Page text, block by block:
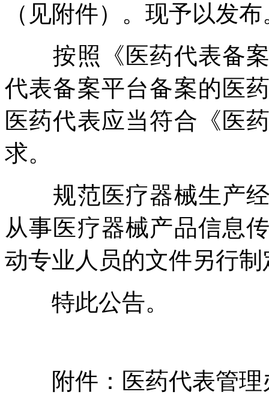
（见附件）。现予以发布
按照《医药代表备案
代表备案平台备案的医
医药代表应当符合《医
求。
规范医疗器械生产经
从事医疗器械产品信息
动专业人员的文件另行制
特此公告。
附件：医药代表管理